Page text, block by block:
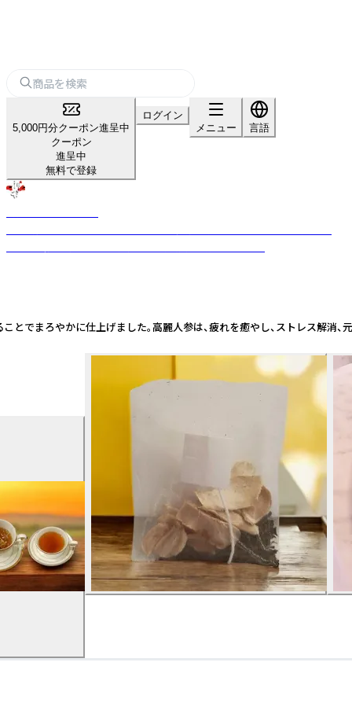
5,000円分クーポン進呈中
クーポン
進呈中
無料で登録
ログイン
メニュー
言語
やかに仕上げました。高麗人参は、疲れを癒やし、ストレス解